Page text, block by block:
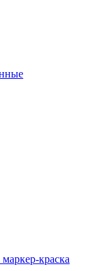
краска